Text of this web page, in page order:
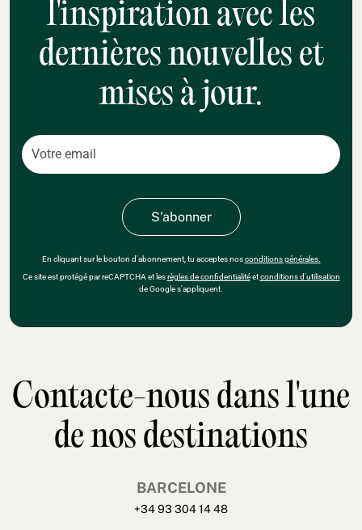
l'inspiration avec les
dernières nouvelles et
mises à jour.
En cliquant sur le bouton d'abonnement, tu acceptes nosconditions générales.
Ce site est protégé par reCAPTCHA et lesrègles de confidentialitéetconditions d'utilisation
de Google s'appliquent.
Contacte-nous dans l'une
de nos destinations
BARCELONE
+34 93 304 14 48